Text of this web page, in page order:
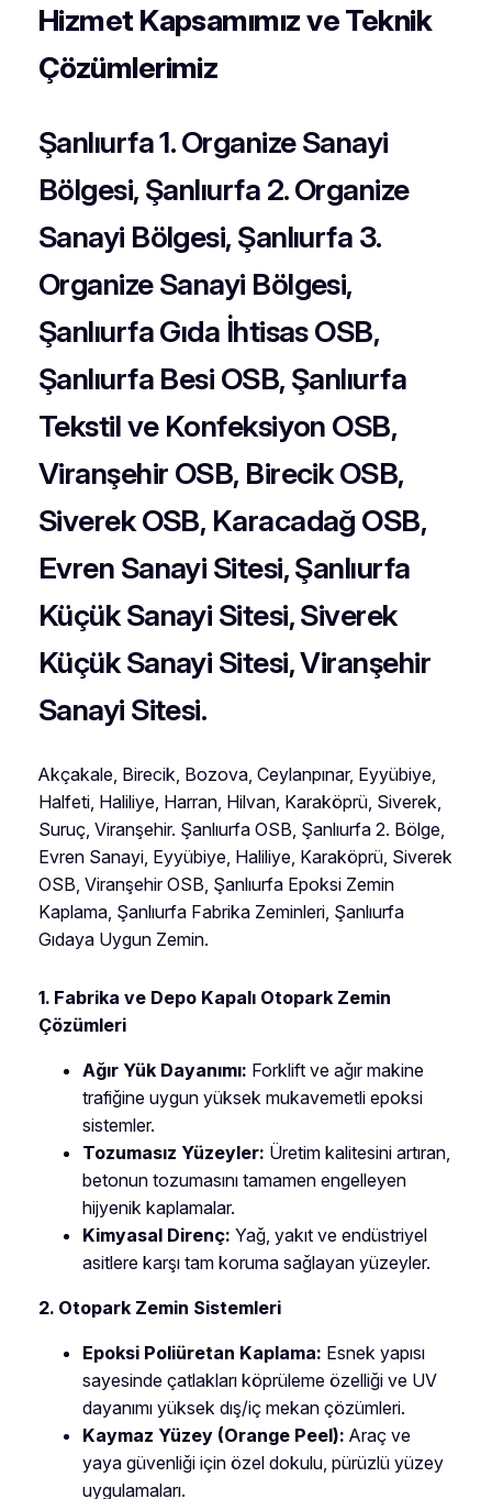
Hizmet Kapsamımız ve Teknik
Çözümlerimiz
Şanlıurfa 1. Organize Sanayi
Bölgesi, Şanlıurfa 2. Organize
Sanayi Bölgesi, Şanlıurfa 3.
Organize Sanayi Bölgesi,
Şanlıurfa Gıda İhtisas OSB,
Şanlıurfa Besi OSB, Şanlıurfa
Tekstil ve Konfeksiyon OSB,
Viranşehir OSB, Birecik OSB,
Siverek OSB, Karacadağ OSB,
Evren Sanayi Sitesi, Şanlıurfa
Küçük Sanayi Sitesi, Siverek
Küçük Sanayi Sitesi, Viranşehir
Sanayi Sitesi.
Akçakale, Birecik, Bozova, Ceylanpınar, Eyyübiye,
Halfeti, Haliliye, Harran, Hilvan, Karaköprü, Siverek,
Suruç, Viranşehir. Şanlıurfa OSB, Şanlıurfa 2. Bölge,
Evren Sanayi, Eyyübiye, Haliliye, Karaköprü, Siverek
OSB, Viranşehir OSB, Şanlıurfa Epoksi Zemin
Kaplama, Şanlıurfa Fabrika Zeminleri, Şanlıurfa
Gıdaya Uygun Zemin.
1. Fabrika ve Depo Kapalı Otopark Zemin
Çözümleri
Ağır Yük Dayanımı: Forklift ve ağır makine
trafiğine uygun yüksek mukavemetli epoksi
sistemler.
Tozumasız Yüzeyler: Üretim kalitesini artıran,
betonun tozumasını tamamen engelleyen
hijyenik kaplamalar.
Kimyasal Direnç: Yağ, yakıt ve endüstriyel
asitlere karşı tam koruma sağlayan yüzeyler.
2. Otopark Zemin Sistemleri
Epoksi Poliüretan Kaplama: Esnek yapısı
sayesinde çatlakları köprüleme özelliği ve UV
dayanımı yüksek dış/iç mekan çözümleri.
Kaymaz Yüzey (Orange Peel): Araç ve
yaya güvenliği için özel dokulu, pürüzlü yüzey
uygulamaları.